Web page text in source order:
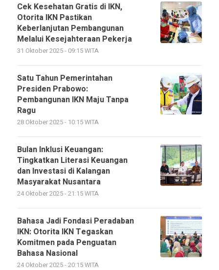
Cek Kesehatan Gratis di IKN,
Otorita IKN Pastikan
Keberlanjutan Pembangunan
Melalui Kesejahteraan Pekerja
31 Oktober 2025 - 09:15 WITA
Satu Tahun Pemerintahan
Presiden Prabowo:
Pembangunan IKN Maju Tanpa
Ragu
28 Oktober 2025 - 10:15 WITA
Bulan Inklusi Keuangan:
Tingkatkan Literasi Keuangan
dan Investasi di Kalangan
Masyarakat Nusantara
24 Oktober 2025 - 21:15 WITA
Bahasa Jadi Fondasi Peradaban
IKN: Otorita IKN Tegaskan
Komitmen pada Penguatan
Bahasa Nasional
24 Oktober 2025 - 20:15 WITA